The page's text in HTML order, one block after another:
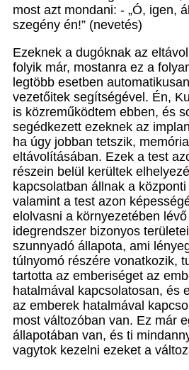
most azt mondani: - „Ó, igen,
szegény én!” (nevetés)
Ezeknek a dugóknak az
folyik már, mostanra ez a
legtöbb esetben
vezetőitek segítségével. Én,
is közreműködtem ebben, és
segédkezett ezeknek az
ha úgy jobban tetszik,
eltávolításában. Ezek a test
részein belül kerültek
kapcsolatban állnak a
valamint a test azon
elolvasni a környezetében
idegrendszer bizonyos
szunnyadó állapota, ami
túlnyomó részére vonatkozik,
tartotta az emberiséget az
hatalmával kapcsolatosan, és
az emberek hatalmával
most változóban van. Ez már
állapotában van, és ti
vagytok kezelni ezeket a